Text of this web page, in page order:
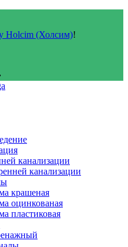
Holcim (Холсим)!
канализации
канализации
крашеная
оцинкованая
пластиковая